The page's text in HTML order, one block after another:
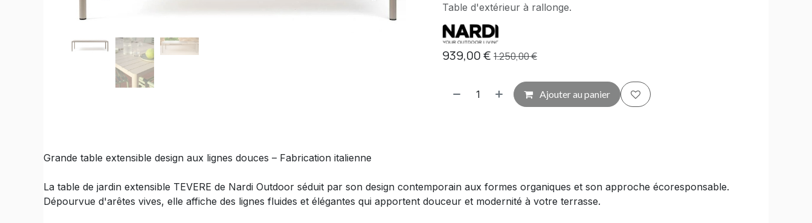
Table d'extérieur à rallonge.
939,00€ 1.250,00€
Ajouter au panier
Grande table extensible design aux lignes douces – Fabrication italienne
La table de jardin extensible TEVERE de Nardi Outdoor séduit par son design contemporain aux formes organiques et son approche écoresponsable.
Dépourvue d'arêtes vives, elle affiche des lignes fluides et élégantes qui apportent douceur et modernité à votre terrasse.